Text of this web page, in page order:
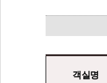
객실명